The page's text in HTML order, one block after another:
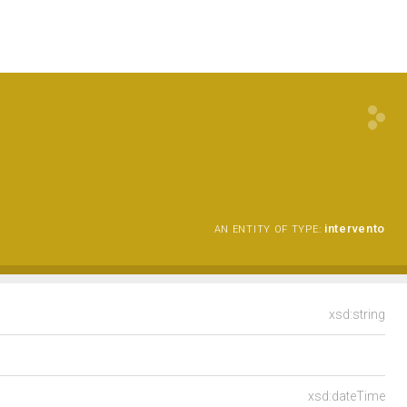
AN ENTITY OF TYPE: intervento
xsd:string
xsd:dateTime